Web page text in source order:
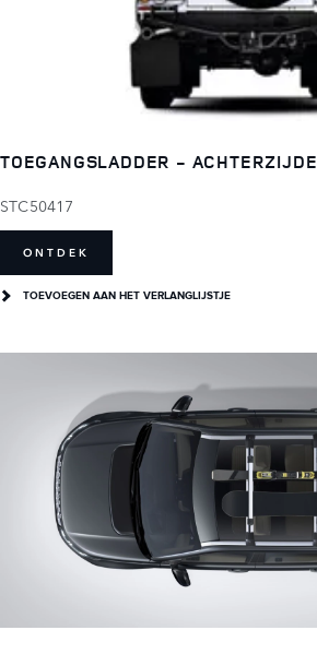
TOEGANGSLADDER - ACHTERZIJDE
STC50417
ONTDEK
TOEVOEGEN AAN HET VERLANGLIJSTJE